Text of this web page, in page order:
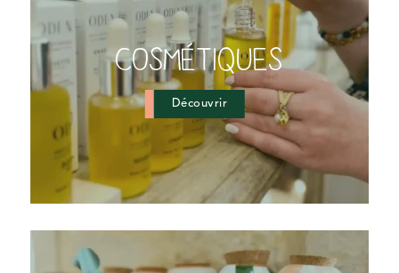
COSMÉTIQUES
Découvrir